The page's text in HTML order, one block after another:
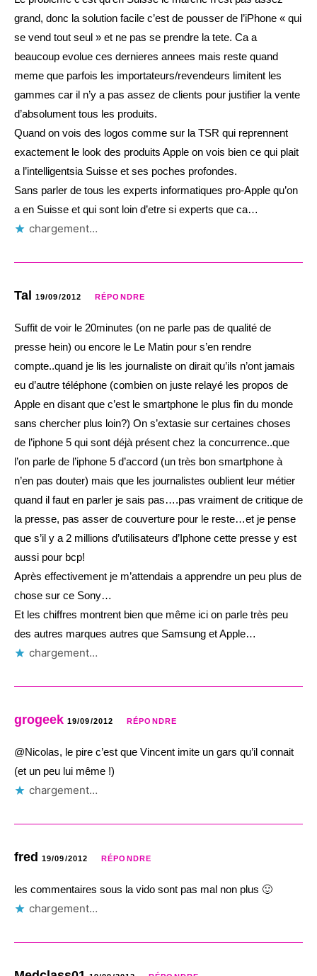
grand, donc la solution facile c’est de pousser de l’iPhone « qui
se vend tout seul » et ne pas se prendre la tete. Ca a
beaucoup evolue ces dernieres annees mais reste quand
meme que parfois les importateurs/revendeurs limitent les
gammes car il n’y a pas assez de clients pour justifier la vente
d’absolument tous les produits.
Quand on vois des logos comme sur la TSR qui reprennent
exactement le look des produits Apple on vois bien ce qui plait
a l’intelligentsia Suisse et ses poches profondes.
Sans parler de tous les experts informatiques pro-Apple qu’on
a en Suisse et qui sont loin d’etre si experts que ca…
chargement…
Tal 19/09/2012 RÉPONDRE
Suffit de voir le 20minutes (on ne parle pas de qualité de
presse hein) ou encore le Le Matin pour s’en rendre
compte..quand je lis les journaliste on dirait qu’ils n’ont jamais
eu d’autre téléphone (combien on juste relayé les propos de
Apple en disant que c’est le smartphone le plus fin du monde
sans chercher plus loin?) On s’extasie sur certaines choses
de l’iphone 5 qui sont déjà présent chez la concurrence..que
l’on parle de l’iphone 5 d’accord (un très bon smartphone à
n’en pas douter) mais que les journalistes oublient leur métier
quand il faut en parler je sais pas….pas vraiment de critique de
la presse, pas asser de couverture pour le reste…et je pense
que s’il y a 2 millions d’utilisateurs d’Iphone cette presse y est
aussi pour bcp!
Après effectivement je m’attendais a apprendre un peu plus de
chose sur ce Sony…
Et les chiffres montrent bien que même ici on parle très peu
des autres marques autres que Samsung et Apple…
chargement…
grogeek 19/09/2012 RÉPONDRE
@Nicolas, le pire c’est que Vincent imite un gars qu’il connait
(et un peu lui même !)
chargement…
fred 19/09/2012 RÉPONDRE
les commentaires sous la vido sont pas mal non plus 🙂
chargement…